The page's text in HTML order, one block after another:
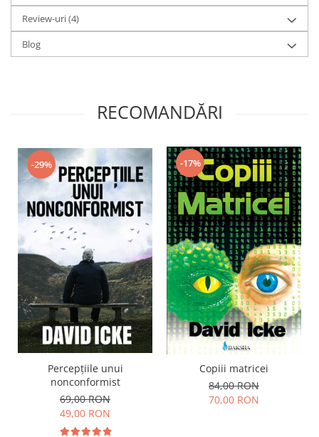
Review-uri(4)
Blog
RECOMANDĂRI
-29%
Percepțiile unui
nonconformist
69,00 RON
49,00 RON
-17%
Copiii matricei
84,00 RON
70,00 RON